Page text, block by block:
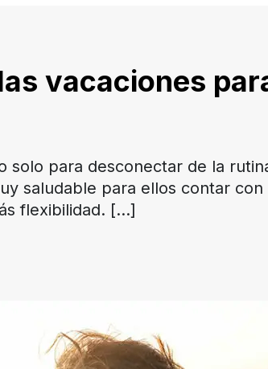
vacaciones
solo para desconectar de la
saludable para ellos contar
flexibilidad. […]